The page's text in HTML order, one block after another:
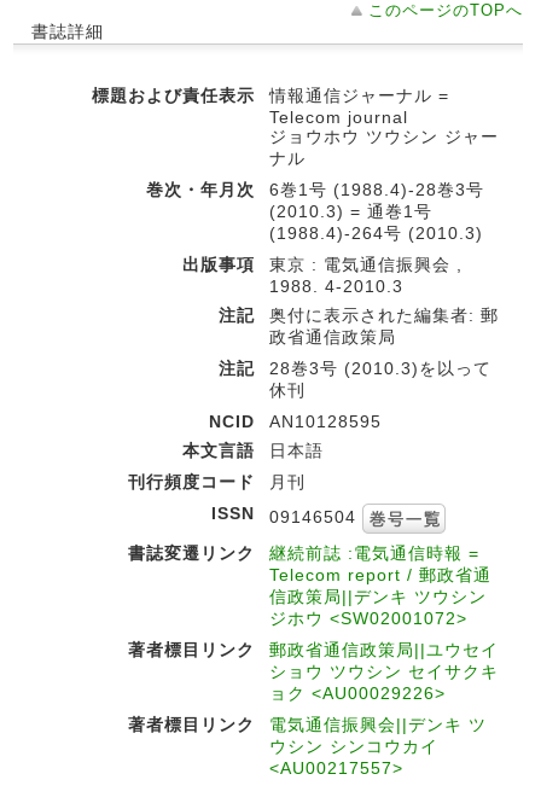
このページのTOPへ
書誌詳細
標題および責任表示
情報通信ジャーナル =
Telecom journal
ジョウホウ ツウシン ジャー
ナル
巻次・年月次
6巻1号 (1988.4)-28巻3号
(2010.3) = 通巻1号
(1988.4)-264号 (2010.3)
出版事項
東京 : 電気通信振興会 ,
1988. 4-2010.3
注記
奥付に表示された編集者: 郵
政省通信政策局
注記
28巻3号 (2010.3)を以って
休刊
NCID
AN10128595
本文言語
日本語
刊行頻度コード
月刊
ISSN
09146504
書誌変遷リンク
継続前誌 :電気通信時報 =
Telecom report / 郵政省通
信政策局||デンキ ツウシン
ジホウ <SW02001072>
著者標目リンク
郵政省通信政策局||ユウセイ
ショウ ツウシン セイサクキ
ョク <AU00029226>
著者標目リンク
電気通信振興会||デンキ ツ
ウシン シンコウカイ
<AU00217557>